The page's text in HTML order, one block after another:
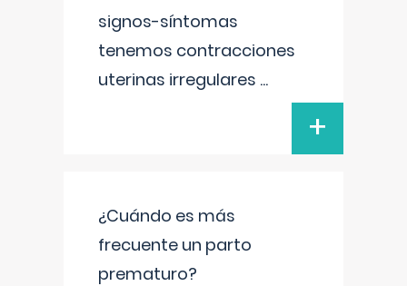
signos-síntomas
tenemos contracciones
uterinas irregulares ...
+
¿Cuándo es más
frecuente un parto
prematuro?